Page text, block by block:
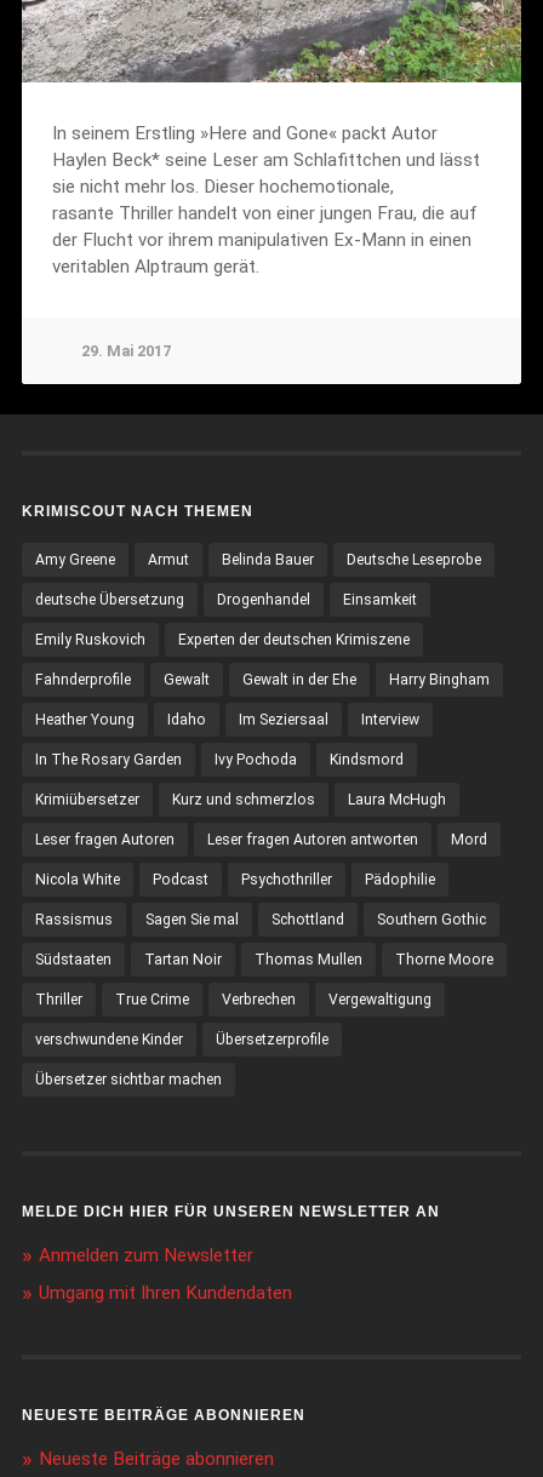
In seinem Erstling »Here and Gone« packt Autor
Haylen Beck* seine Leser am Schlafittchen und lässt
sie nicht mehr los. Dieser hochemotionale,
rasante Thriller handelt von einer jungen Frau, die auf
der Flucht vor ihrem manipulativen Ex-Mann in einen
veritablen Alptraum gerät.
29. Mai 2017
KRIMISCOUT NACH THEMEN
Amy Greene Armut Belinda Bauer Deutsche Leseprobe
deutsche Übersetzung Drogenhandel Einsamkeit
Emily Ruskovich Experten der deutschen Krimiszene
Fahnderprofile Gewalt Gewalt in der Ehe Harry Bingham
Heather Young Idaho Im Seziersaal Interview
In The Rosary Garden Ivy Pochoda Kindsmord
Krimiübersetzer Kurz und schmerzlos Laura McHugh
Leser fragen Autoren Leser fragen Autoren antworten Mord
Nicola White Podcast Psychothriller Pädophilie
Rassismus Sagen Sie mal Schottland Southern Gothic
Südstaaten Tartan Noir Thomas Mullen Thorne Moore
Thriller True Crime Verbrechen Vergewaltigung
verschwundene Kinder Übersetzerprofile
Übersetzer sichtbar machen
MELDE DICH HIER FÜR UNSEREN NEWSLETTER AN
Anmelden zum Newsletter
Umgang mit Ihren Kundendaten
NEUESTE BEITRÄGE ABONNIEREN
Neueste Beiträge abonnieren